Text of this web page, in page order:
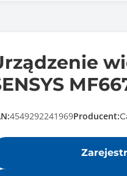
4549292241969Producent: